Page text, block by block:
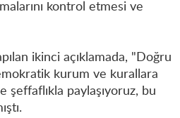
kontrol etmesi ve
ikinci açıklamada, "Doğru
kurum ve kurallara
şeffaflıkla paylaşıyoruz, bu